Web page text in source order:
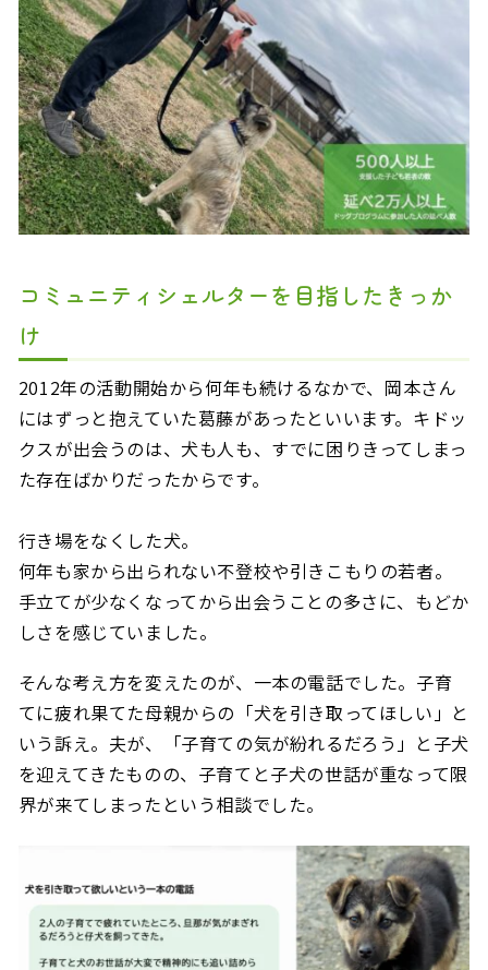
コミュニティシェルターを目指したきっか
け
2012年の活動開始から何年も続けるなかで、岡本さん
にはずっと抱えていた葛藤があったといいます。キドッ
クスが出会うのは、犬も人も、すでに困りきってしまっ
た存在ばかりだったからです。
行き場をなくした犬。
何年も家から出られない不登校や引きこもりの若者。
手立てが少なくなってから出会うことの多さに、もどか
しさを感じていました。
そんな考え方を変えたのが、一本の電話でした。子育
てに疲れ果てた母親からの「犬を引き取ってほしい」と
いう訴え。夫が、「子育ての気が紛れるだろう」と子犬
を迎えてきたものの、子育てと子犬の世話が重なって限
界が来てしまったという相談でした。